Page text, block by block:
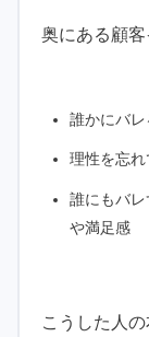
奥にある顧客
誰かにバ
理性を忘
誰にもバ
や満足感
こうした人